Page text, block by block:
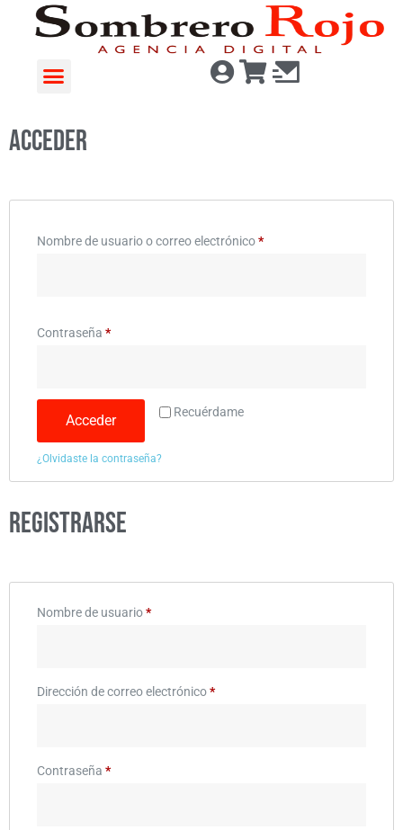
Acceder
Nombre de usuario o correo electrónico*
Contraseña *
Recuérdame
Acceder
¿Olvidaste la contraseña?
Registrarse
Nombre de usuario*
Dirección de correo electrónico*
Contraseña *